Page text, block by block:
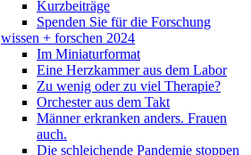
Kurzbeiträge
Spenden Sie für die Forschung
wissen + forschen 2024
Im Miniaturformat
Eine Herzkammer aus dem Labor
Zu wenig oder zu viel Therapie?
Orchester aus dem Takt
Männer erkranken anders. Frauen
auch.
Die schleichende Pandemie stoppen